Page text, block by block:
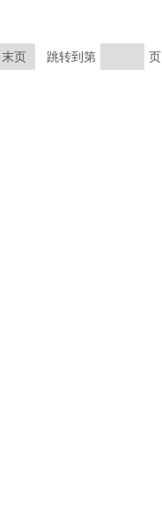
末页 跳转到第 页